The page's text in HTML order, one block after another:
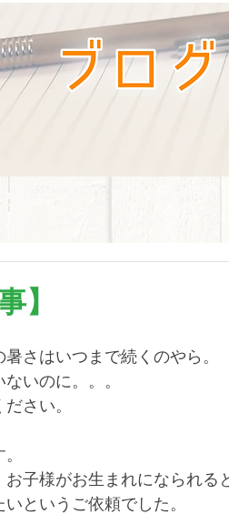
】
さはいつまで続くのやら。
いのに。。。
さい。
子様がお生まれになられる
というご依頼でした。